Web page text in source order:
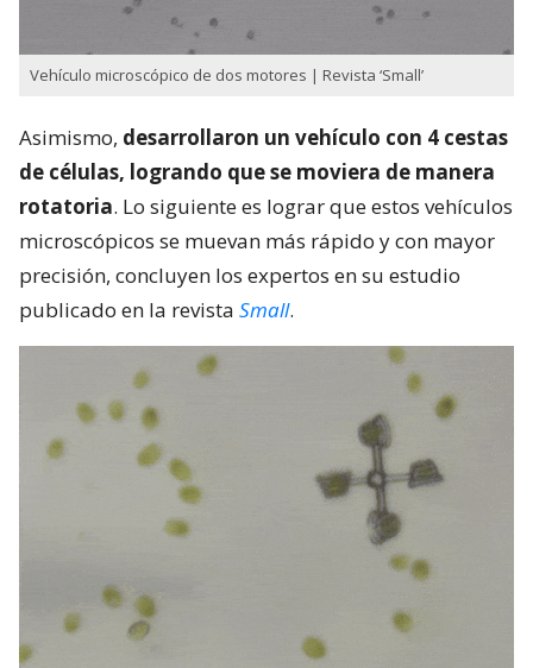
Vehículo microscópico de dos motores | Revista ‘Small’
Asimismo, desarrollaron un vehículo con 4 cestas
de células, logrando que se moviera de manera
rotatoria. Lo siguiente es lograr que estos vehículos
microscópicos se muevan más rápido y con mayor
precisión, concluyen los expertos en su estudio
publicado en la revista Small.